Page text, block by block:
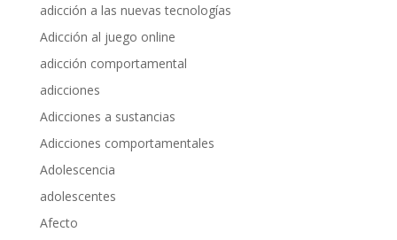
adicción a las nuevas tecnologías
Adicción al juego online
adicción comportamental
adicciones
Adicciones a sustancias
Adicciones comportamentales
Adolescencia
adolescentes
Afecto